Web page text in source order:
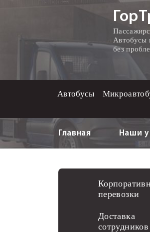
Автобусы
без
Автобусы
Главная Наши
перевозки
Доставка
сотрудников